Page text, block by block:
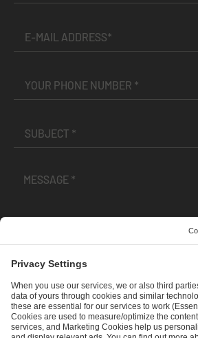
andPrivacy Policy